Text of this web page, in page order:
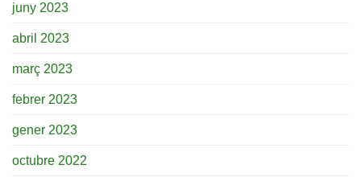
juny 2023
abril 2023
març 2023
febrer 2023
gener 2023
octubre 2022